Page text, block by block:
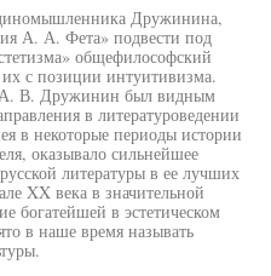
Дружинина,
А. А. Фета» подвести под
общефилософский
с позиции интуитивизма.
А. В. Дружинин был видным
в литературоведении
в некоторые периоды истории
оказывало сильнейшее
литературы в ее лучших
XX века в значительной
богатейшей в эстетическом
в наше время называть